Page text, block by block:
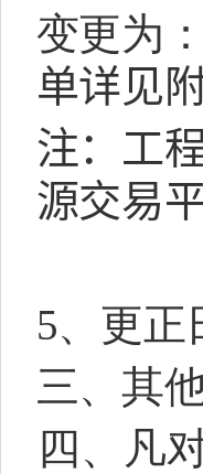
变更为
单详见附
注：工
源交易
5、更正
三、其
四、凡